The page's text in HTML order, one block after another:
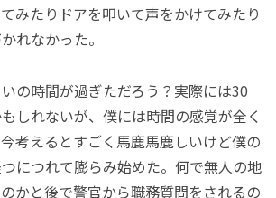
みたりドアを叩いて声をかけてみたり
れなかった。
の時間が過ぎただろう？実際には30
しれないが、僕には時間の感覚が全く
考えるとすごく馬鹿馬鹿しいけど僕の
につれて膨らみ始めた。何で無人の地
かと後で警官から職務質問をされるの